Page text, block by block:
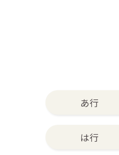
あ行
は行